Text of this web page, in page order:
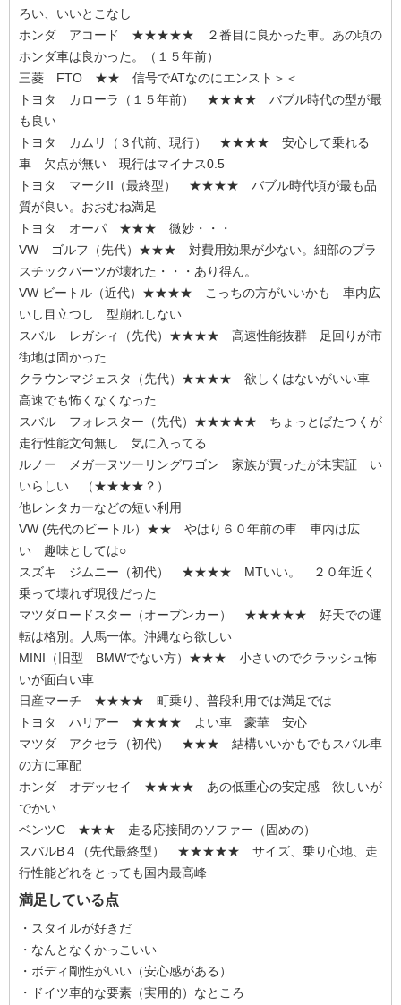
ろい、いいとこなし
ホンダ アコード ★★★★★ ２番目に良かった車。あの頃の
ホンダ車は良かった。（１５年前）
三菱 FTO ★★ 信号でATなのにエンスト＞＜
トヨタ カローラ（１５年前） ★★★★ バブル時代の型が最
も良い
トヨタ カムリ（３代前、現行） ★★★★ 安心して乗れる
車 欠点が無い 現行はマイナス0.5
トヨタ マークII（最終型） ★★★★ バブル時代頃が最も品
質が良い。おおむね満足
トヨタ オーパ ★★★ 微妙・・・
VW ゴルフ（先代）★★★ 対費用効果が少ない。細部のプラ
スチックバーツが壊れた・・・あり得ん。
VW ビートル（近代）★★★★ こっちの方がいいかも 車内広
いし目立つし 型崩れしない
スバル レガシィ（先代）★★★★ 高速性能抜群 足回りが市
街地は固かった
クラウンマジェスタ（先代）★★★★ 欲しくはないがいい車
高速でも怖くなくなった
スバル フォレスター（先代）★★★★★ ちょっとばたつくが
走行性能文句無し 気に入ってる
ルノー メガーヌツーリングワゴン 家族が買ったが未実証 い
いらしい （★★★★？）
他レンタカーなどの短い利用
VW (先代のビートル）★★ やはり６０年前の車 車内は広
い 趣味としては○
スズキ ジムニー（初代） ★★★★ MTいい。 ２０年近く
乗って壊れず現役だった
マツダロードスター（オープンカー） ★★★★★ 好天での運
転は格別。人馬一体。沖縄なら欲しい
MINI（旧型 BMWでない方）★★★ 小さいのでクラッシュ怖
いが面白い車
日産マーチ ★★★★ 町乗り、普段利用では満足では
トヨタ ハリアー ★★★★ よい車 豪華 安心
マツダ アクセラ（初代） ★★★ 結構いいかもでもスバル車
の方に軍配
ホンダ オデッセイ ★★★★ あの低重心の安定感 欲しいが
でかい
ベンツC ★★★ 走る応接間のソファー（固めの）
スバルB４（先代最終型） ★★★★★ サイズ、乗り心地、走
行性能どれをとっても国内最高峰
満足している点
・スタイルが好きだ
・なんとなくかっこいい
・ボディ剛性がいい（安心感がある）
・ドイツ車的な要素（実用的）なところ